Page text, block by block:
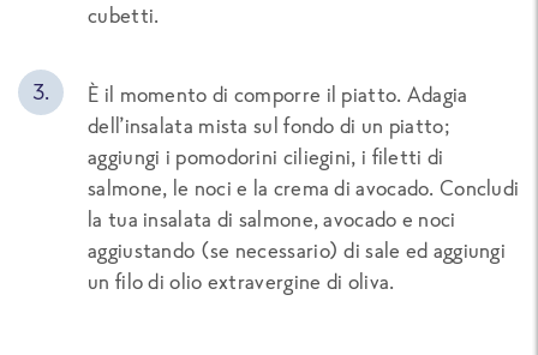
cubetti.
È il momento di comporre il piatto. Adagia
dell’insalata mista sul fondo di un piatto;
aggiungi i pomodorini ciliegini, i filetti di
salmone, le noci e la crema di avocado. Concludi
la tua insalata di salmone, avocado e noci
aggiustando (se necessario) di sale ed aggiungi
un filo di olio extravergine di oliva.